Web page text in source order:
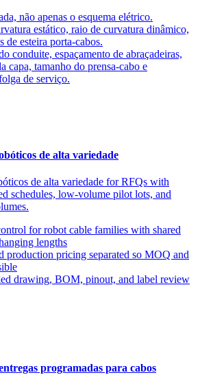
não apenas o esquema elétrico.
estático, raio de curvatura dinâmico,
de esteira porta-cabos.
conduite, espaçamento de abraçadeiras,
capa, tamanho do prensa-cabo e
de serviço.
de alta variedade
de alta variedade for RFQs with
schedules, low-volume pilot lots, and
for robot cable families with shared
lengths
production pricing separated so MOQ and
drawing, BOM, pinout, and label review
programadas para cabos